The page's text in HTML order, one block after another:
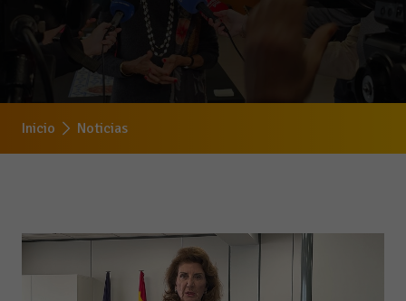
Inicio Noticias